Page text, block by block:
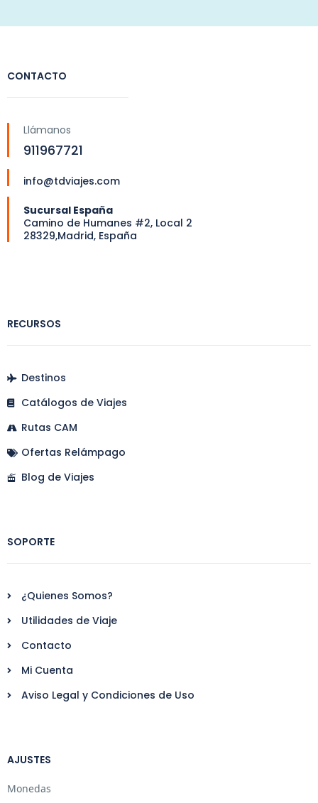
CONTACTO
Llámanos
911967721
info@tdviajes.com
Sucursal España
Camino de Humanes #2, Local 2
28329,Madrid, España
RECURSOS
Destinos
Catálogos de Viajes
Rutas CAM
Ofertas Relámpago
Blog de Viajes
SOPORTE
¿Quienes Somos?
Utilidades de Viaje
Contacto
Mi Cuenta
Aviso Legal y Condiciones de Uso
AJUSTES
Monedas